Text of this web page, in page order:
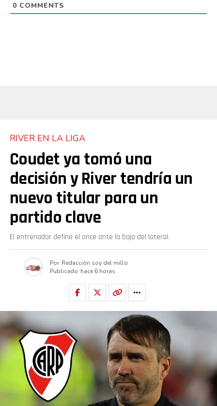
0 COMMENTS
RIVER EN LA LIGA
Coudet ya tomó una
decisión y River tendría un
nuevo titular para un
partido clave
El entrenador define el once ante la baja del lateral.
Por Redacción soy del millo
Publicado hace 6 horas